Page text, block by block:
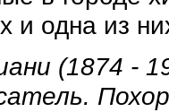
и одна из
(1874 -